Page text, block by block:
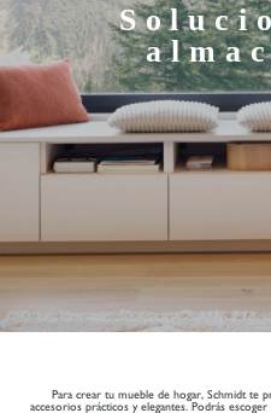
Para crear tu mueble de hogar, Schmidt te
accesorios prácticos y elegantes. Podrás